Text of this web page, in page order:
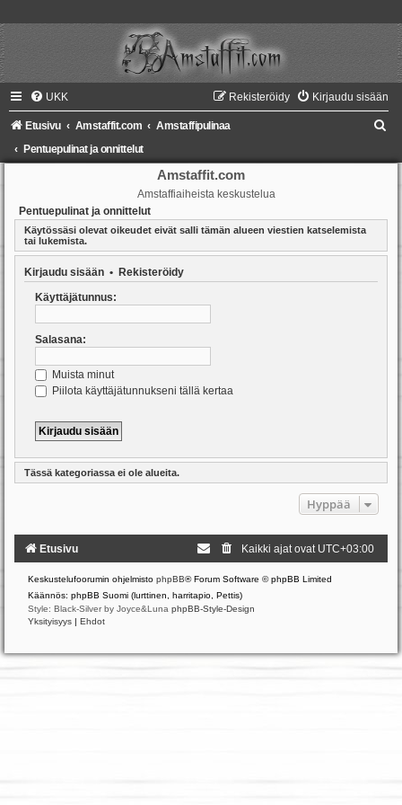
UKK Kirjaudu sisään
Rekisteröidy
Etusivu Amstaffit.com
Amstaffipulinaa
Pentuepulinat ja onnittelut
Amstaffit.com
Amstaffiaiheista keskustelua
Pentuepulinat ja onnittelut
Käytössäsi olevat oikeudet eivät salli tämän alueen viestien katselemista
tai lukemista.
Kirjaudu sisään • Rekisteröidy
Käyttäjätunnus:
Salasana:
Muista minut
Piilota käyttäjätunnukseni tällä kertaa
Tässä kategoriassa ei ole alueita.
Hyppää
Etusivu Kaikki ajat ovat UTC+03:00
Keskustelufoorumin ohjelmisto phpBB® Forum Software © phpBB Limited
Käännös: phpBB Suomi (lurttinen, harritapio, Pettis)
Style: Black-Silver by Joyce&Luna phpBB-Style-Design
Yksityisyys | Ehdot